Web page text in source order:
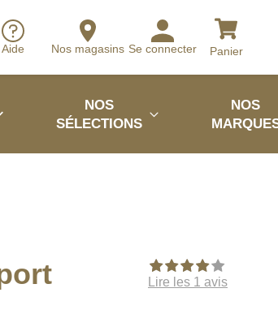
Aide Nos magasins Se connecter Panier
NOS
SÉLECTIONS
NOS
Lire les 1 avis